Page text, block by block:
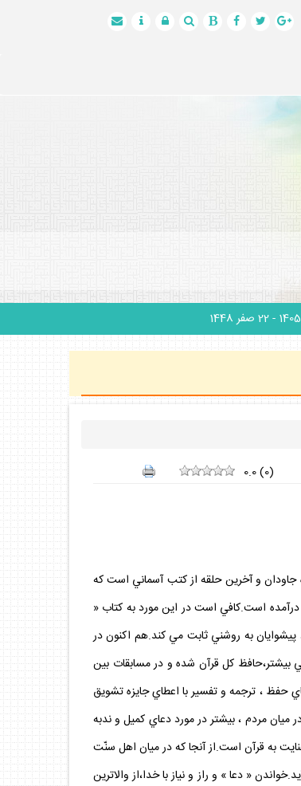
- 22 صفر 1448
0.0(0)
جاودان و آخرين حلقه از كتب آسماني است كه
است.كافي است در اين مورد به كتاب «
به روشني ثابت مي كند.هم اكنون در
قرآن در ميان برادران و خواهران و حتي نو نهالان پديد آمده است.تا آنجا كه كودكاني در سن 5سالگي يا كمي بيشتر،حافظ كل قرآن شده و در مسابقات بين
حفظ ، ترجمه و تفسير با اعطاي جايزه تشويق
ويژه به ادعيه در ميان مردم ، بيشتر در مورد دعاي كميل و ندبه
به قرآن است.از آنجا كه در ميان اهل سنّت
« دعا » و راز و نياز با خدا،از والاترين